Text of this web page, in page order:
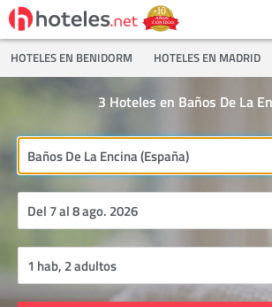
HOTELES EN BENIDORM HOTELES EN MADRID
Hoteles en Baños De La
3